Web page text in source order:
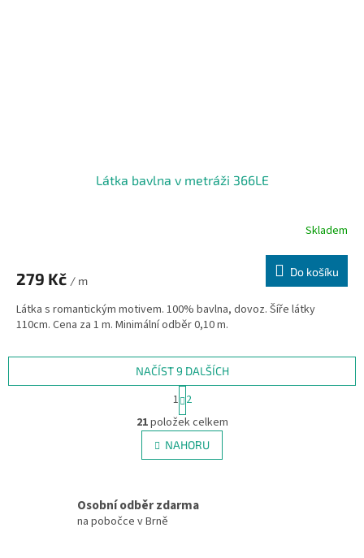
Látka bavlna v metráži 366LE
Skladem
279 Kč / m
Do košíku
Látka s romantickým motivem. 100% bavlna, dovoz. Šíře látky
110cm. Cena za 1 m. Minimální odběr 0,10 m.
O
v
l
á
c
NAČÍST 9 DALŠÍCH
S
t
r
á
n
k
á
1 2
21položek celkem
NAHORU
Osobní odběr zdarma
na pobočce v Brně